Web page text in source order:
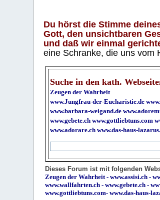
Du hörst die Stimme
Gott, den unsichtbaren
und daß wir einmal
eine Schranke, die uns vom
Suche in den kath.
Zeugen der Wahrheit
www.Jungfrau-der-Eucharistie.de
www.barbara-weigand.de
www.gebete.ch www.gottliebtuns.com
www.adorare.ch www.das-haus-
Dieses Forum ist mit folgenden
Zeugen der Wahrheit-www.assisi.ch -
www.wallfahrten.ch -www.gebete.ch -
www.gottliebtuns.com-www.das-haus-